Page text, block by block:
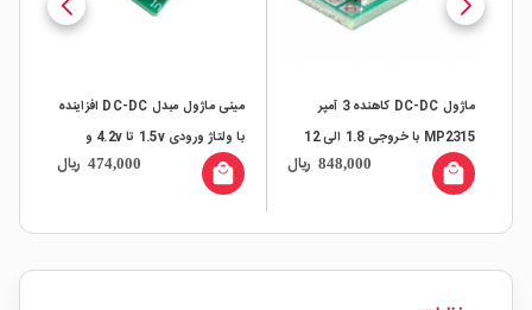
ماژول DC-DC کاهنده 3 آمپر
MP2315 با خروجی 1.8 الی 12
ولت
848,000 ریال local_mall
مینی ماژول مبدل DC-DC افزاینده
با ولتاژ ورودی 1.5v تا 4.2v و
خروجی ثابت 5 ولت
474,000 ریال local_mall